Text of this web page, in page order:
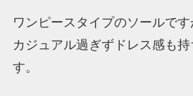
ワンピースタイプのソールです
カジュアル過ぎずドレス感も
す。